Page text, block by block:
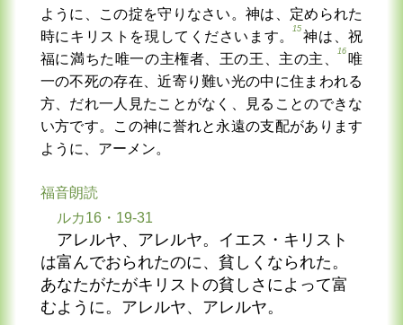
ように、この掟を守りなさい。神は、定められた
時にキリストを現してくださいます。
15
神は、祝
福に満ちた唯一の主権者、王の王、主の主、
16
唯
一の不死の存在、近寄り難い光の中に住まわれる
方、だれ一人見たことがなく、見ることのできな
い方です。この神に誉れと永遠の支配があります
ように、アーメン。
福音朗読
ルカ16・19-31
アレルヤ、アレルヤ。イエス・キリスト
は富んでおられたのに、貧しくなられた。
あなたがたがキリストの貧しさによって富
むように。アレルヤ、アレルヤ。